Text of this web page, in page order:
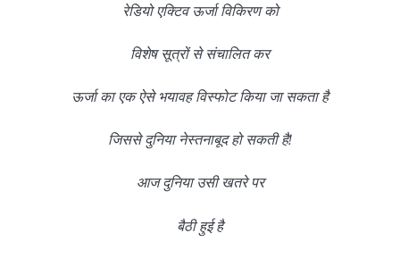
रेडियो एक्टिव ऊर्जा विकिरण को
विशेष सूत्रों से संचालित कर
ऊर्जा का एक ऐसे भयावह विस्फोट किया जा सकता है
जिससे दुनिया नेस्तनाबूद हो सकती है!
आज दुनिया उसी खतरे पर
बैठी हुई है